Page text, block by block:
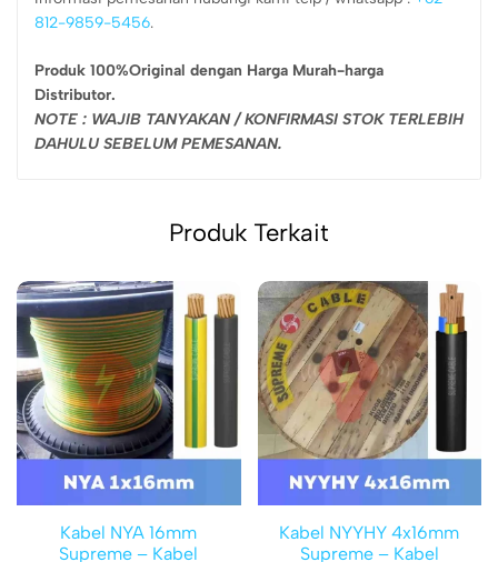
812-9859-5456.
Produk 100%Original dengan Harga Murah-harga
Distributor.
NOTE : WAJIB TANYAKAN / KONFIRMASI STOK TERLEBIH
DAHULU SEBELUM PEMESANAN.
Produk Terkait
Kabel NYA 16mm
Supreme – Kabel
Kabel NYYHY 4x16mm
Supreme – Kabel